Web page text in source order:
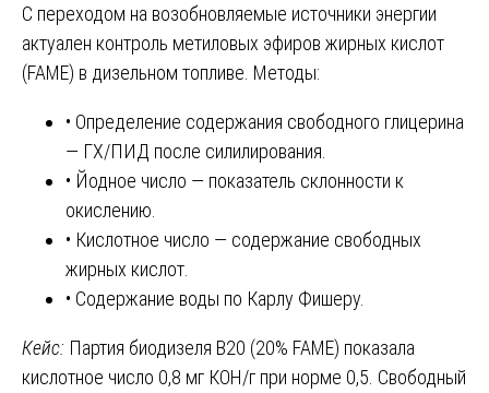
С переходом на возобновляемые источники энергии
актуален контроль метиловых эфиров жирных кислот
(FAME) в дизельном топливе. Методы:
• Определение содержания свободного глицерина
— ГХ/ПИД после силилирования.
• Йодное число — показатель склонности к
окислению.
• Кислотное число — содержание свободных
жирных кислот.
• Содержание воды по Карлу Фишеру.
Кейс: Партия биодизеля B20 (20% FAME) показала
кислотное число 0,8 мг КОН/г при норме 0,5. Свободный